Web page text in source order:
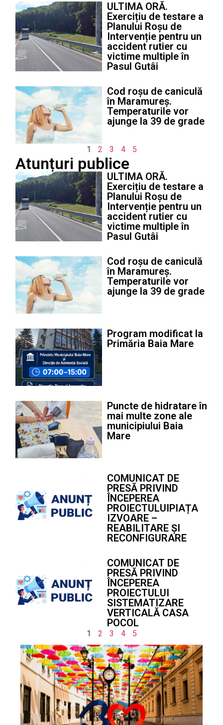
ULTIMA ORĂ.
Exercițiu de testare a
Planului Roșu de
Intervenție pentru un
accident rutier cu
victime multiple în
Pasul Gutâi
Cod roșu de caniculă
în Maramureș.
Temperaturile vor
ajunge la 39 de grade
1 2 3 4 5
Atunțuri publice
ULTIMA ORĂ.
Exercițiu de testare a
Planului Roșu de
Intervenție pentru un
accident rutier cu
victime multiple în
Pasul Gutâi
Cod roșu de caniculă
în Maramureș.
Temperaturile vor
ajunge la 39 de grade
Program modificat la
Primăria Baia Mare
Puncte de hidratare în
mai multe zone ale
municipiului Baia
Mare
COMUNICAT DE
PRESĂ PRIVIND
ÎNCEPEREA
PROIECTULUIPIAȚA
IZVOARE –
REABILITARE ȘI
RECONFIGURARE
COMUNICAT DE
PRESĂ PRIVIND
ÎNCEPEREA
PROIECTULUI
SISTEMATIZARE
VERTICALĂ CASA
POCOL
1 2 3 4 5